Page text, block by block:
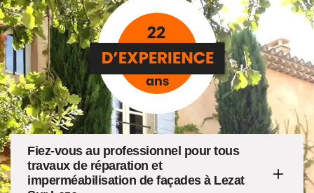
Fiez-vous au professionnel pour tous
travaux de réparation et
imperméabilisation de façades à Lezat